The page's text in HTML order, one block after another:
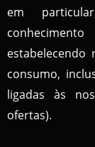
em
consumo,
ligadas às
ofertas).